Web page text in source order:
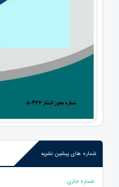
شماره های پیشین نشریه
شماره جاری